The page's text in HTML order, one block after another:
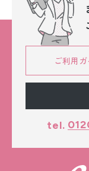
ご利用
tel.